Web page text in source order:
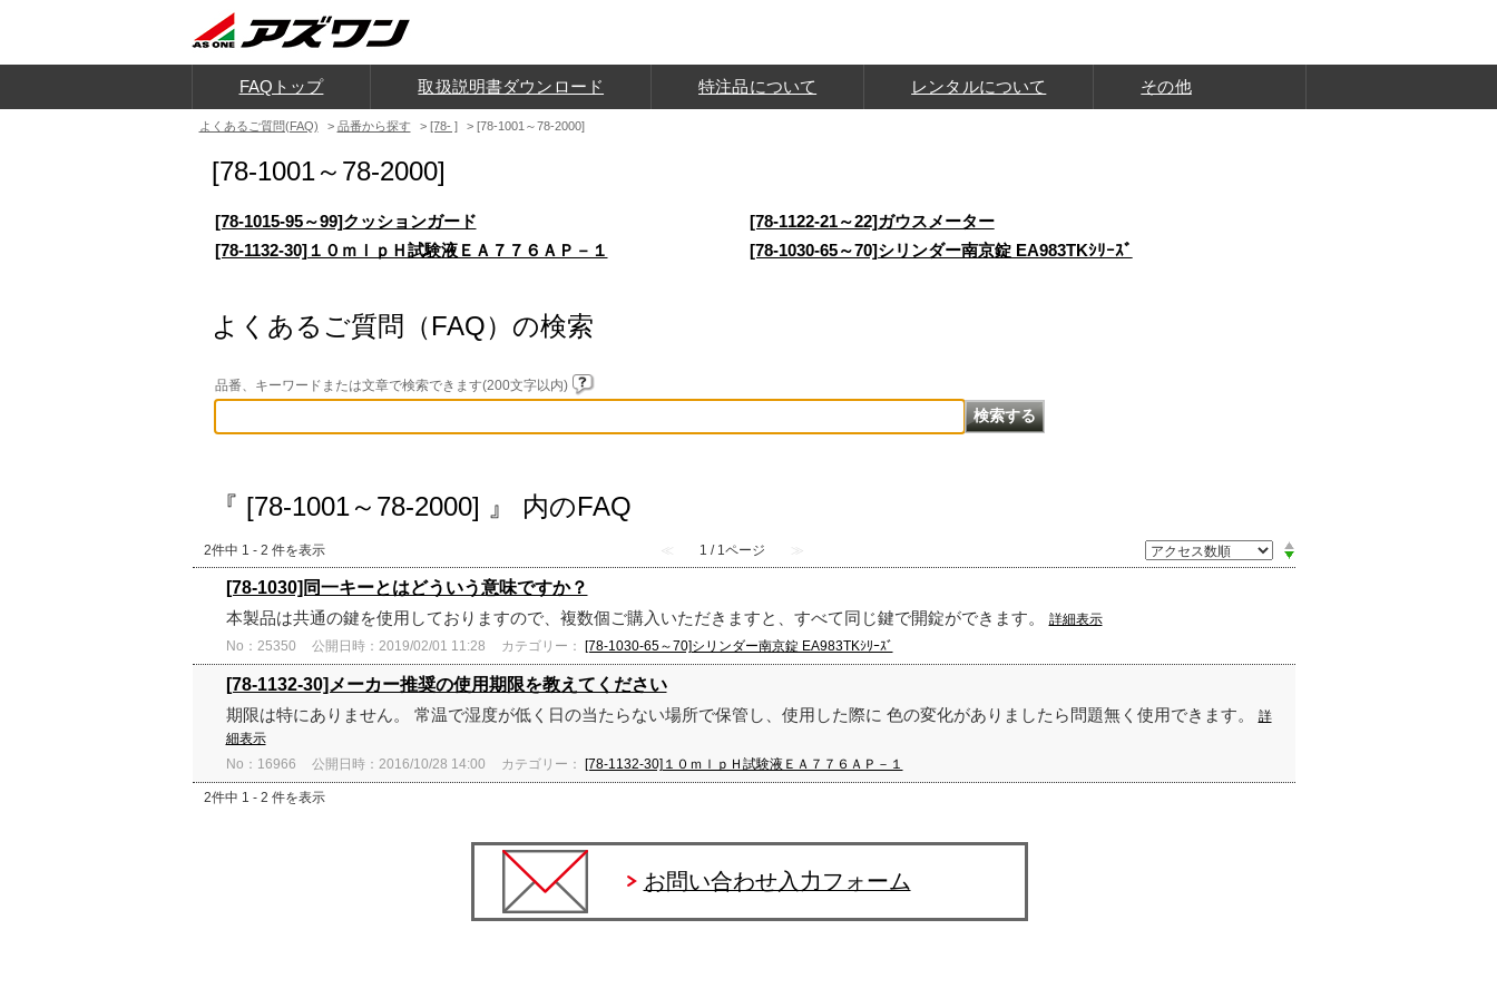
よくあるご質問(FAQ) > 品番から探す > [78- ] > [78-1001～78-2000]
[78-1001～78-2000]
[78-1015-95～99]クッションガード
[78-1122-21～22]ガウスメーター
[78-1132-30]１０ｍｌｐＨ試験液ＥＡ７７６ＡＰ－１
[78-1030-65～70]シリンダー南京錠 EA983TKｼﾘｰｽﾞ
よくあるご質問（FAQ）の検索
品番、キーワードまたは文章で検索できます(200文字以内)
『 [78-1001～78-2000] 』 内のFAQ
2件中 1 - 2 件を表示 ≪ 1 / 1ページ ≫
[78-1030]同一キーとはどういう意味ですか？
本製品は共通の鍵を使用しておりますので、複数個ご購入いただきますと、すべて同じ鍵で開錠ができます。
詳細表示
No：25350
公開日時：2019/02/01 11:28 カテゴリー： [78-1030-65～70]シリンダー南京錠 EA983TKｼﾘｰｽﾞ
[78-1132-30]メーカー推奨の使用期限を教えてください
期限は特にありません。 常温で湿度が低く日の当たらない場所で保管し、使用した際に 色の変化がありましたら問題無く使用できます。
詳
細表示
No：16966
公開日時：2016/10/28 14:00 カテゴリー： [78-1132-30]１０ｍｌｐＨ試験液ＥＡ７７６ＡＰ－１
2件中 1 - 2 件を表示
お問い合わせ入力フォーム
FAQトップ 取扱説明書ダウンロード 特注品について レンタルについて その他